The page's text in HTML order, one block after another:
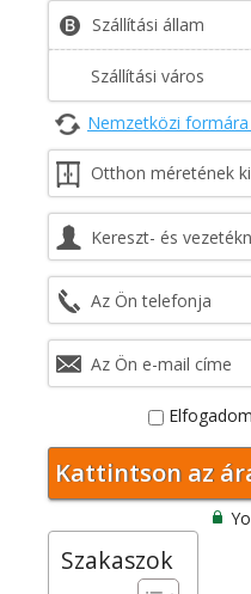
Nemzetközi
Szakaszok